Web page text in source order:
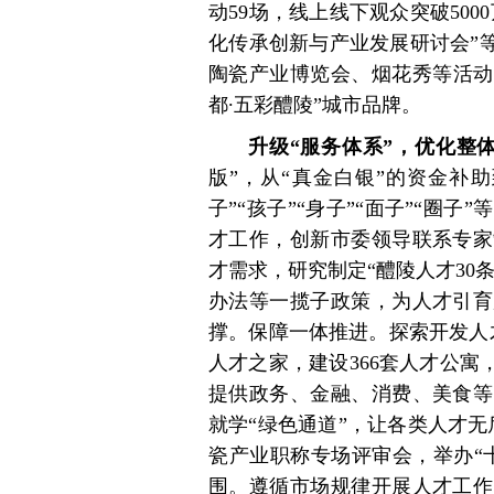
动59场，线上线下观众突破
化传承创新与产业发展研讨会”
陶瓷产业博览会、烟花秀等活
都∙五彩醴陵”城市品牌。
升级“服务体系”，优化整
版”，从“真金白银”的资金补
子”“孩子”“身子”“面子”“圈子
才工作，创新市委领导联系专
才需求，研究制定“醴陵人才30
办法等一揽子政策，为人才引
撑。保障一体推进。探索开发
人才之家，建设366套人才公寓
提供政务、金融、消费、美食
就学“绿色通道”，让各类人才
瓷产业职称专场评审会，举办“
围。遵循市场规律开展人才工